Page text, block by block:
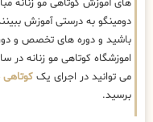
دومینگو به درستی آموزش
باشید و دوره های تخصص و
اموزشگاه کوتاهی مو زنانه در
می توانید در اجرای یک کوتاهی
برسید.